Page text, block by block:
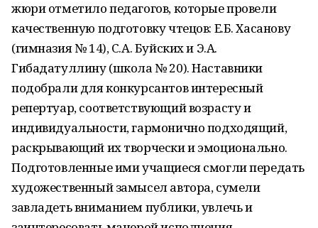
жюри отметило педагогов, которые провели
качественную подготовку чтецов: Е.Б. Хасанову
(гимназия № 14), С.А. Буйских и Э.А.
Гибадатуллину (школа № 20). Наставники
подобрали для конкурсантов интересный
репертуар, соответствующий возрасту и
индивидуальности, гармонично подходящий,
раскрывающий их творчески и эмоционально.
Подготовленные ими учащиеся смогли передать
художественный замысел автора, сумели
завладеть вниманием публики, увлечь и